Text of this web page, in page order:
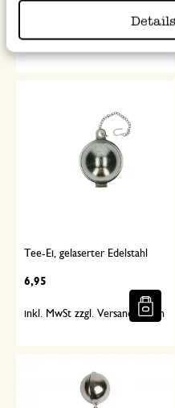
inkl. MwSt zzgl. Versandkosten
Tee-Ei, gelaserter Edelstahl
6,95
inkl. MwSt zzgl. Versandkosten